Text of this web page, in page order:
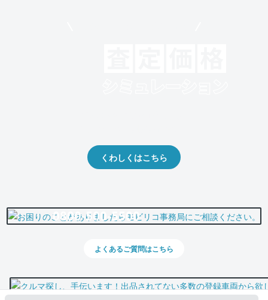
くわしくはこちら
0800-500-5500
よくあるご質問はこちら